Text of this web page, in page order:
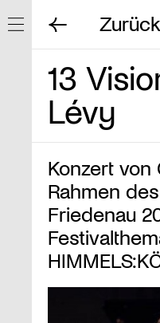
Zurück
13
Lévy
Konzert von
Rahmen
Friedenau